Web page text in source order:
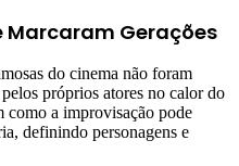
Marcaram Gerações
do cinema não foram
próprios atores no calor do
como a improvisação pode
definindo personagens e